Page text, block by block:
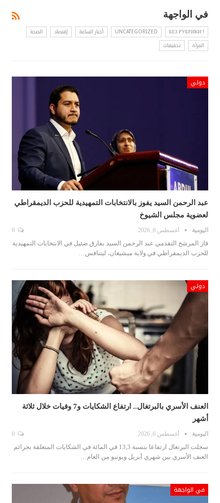
في الواجهة
! БЕЗ РУБРИКИ
UNCATEGORIZED أخبار الساعة إقتصاد
الصحة
المرأة
تحقيقات
دولي
عبد الرحمن السيد يفوز بالانتخابات التمهيدية للحزب الديمقراطي
لعضوية مجلس الشيوخ
اليومية أغسطس 6, 2026
فاز المرشح التقدمي عبد الرحمن السيد بفارق ضئيل في الانتخابات التمهيدية
للحزب الديمقراطي في ولاية ميشيغان، ليتنافس…
دولي
العنف الأسري بالبرتغال.. ارتفاع الشكايات و7 وفيات خلال ثلاثة
أشهر
اليومية أغسطس 6, 2026
سجلت البرتغال ارتفاعا بنسبة 13,3 في المائة في الشكايات المتعلقة بجرائم
العنف الأسري بين شهري أبريل ويونيو من العام…
في الواجهة